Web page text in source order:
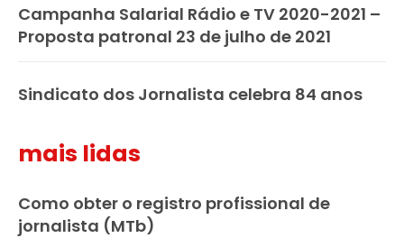
Campanha Salarial Rádio e TV 2020-2021 –
Proposta patronal 23 de julho de 2021
Sindicato dos Jornalista celebra 84 anos
mais lidas
Como obter o registro profissional de
jornalista (MTb)